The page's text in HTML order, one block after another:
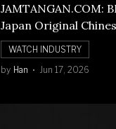
JAMTANGAN.COM:
Japan Original
Numerals Watch
WATCH INDUSTRY
by Han Jun 17, 2026